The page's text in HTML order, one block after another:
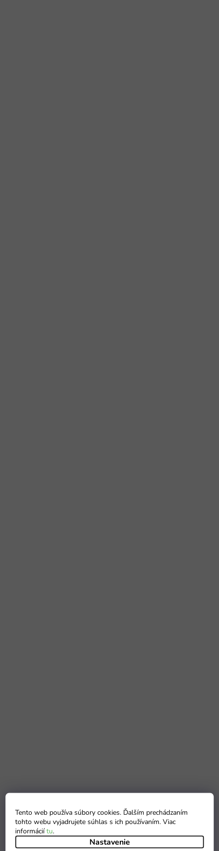
Tento web používa súbory cookies. Ďalším prechádzaním
tohto webu vyjadrujete súhlas s ich používaním. Viac
informáciítu.
Nastavenie